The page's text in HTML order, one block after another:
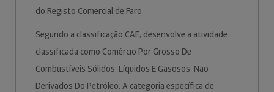
do Registo Comercial de Faro.
Segundo a classificação CAE, desenvolve a atividade
classificada como Comércio Por Grosso De
Combustíveis Sólidos, Líquidos E Gasosos, Não
Derivados Do Petróleo. A categoria específica de